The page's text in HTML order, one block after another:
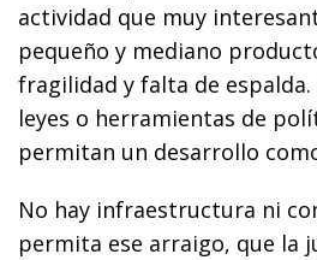
actividad que muy
pequeño y mediano
fragilidad y falta de
leyes o herramientas de
permitan un desarrollo
No hay infraestructura ni
permita ese arraigo, que la